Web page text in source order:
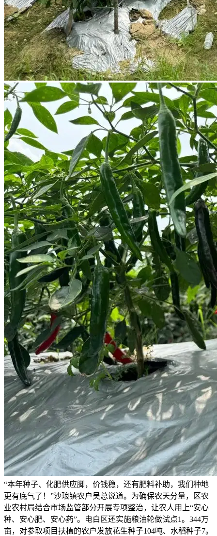
“本年种子、化肥供应脚，价钱稳，还有肥料补助，我们种地
更有底气了！”沙琅镇农户吴总说道。为确保农天分量，区农
业农村局结合市场监管部分开展专项整治，让农人用上“安心
种、安心肥、安心药”。电白区还实施粮油轮做试点1。344万
亩，对参取项目扶植的农户发放花生种子104吨、水稻种子7。